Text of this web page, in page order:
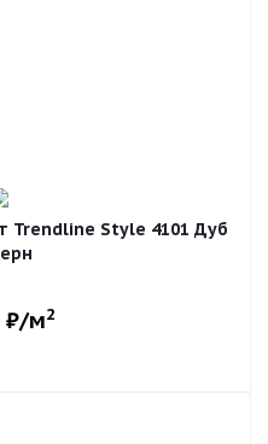
Trendline Style 4101 Дуб
₽/м2